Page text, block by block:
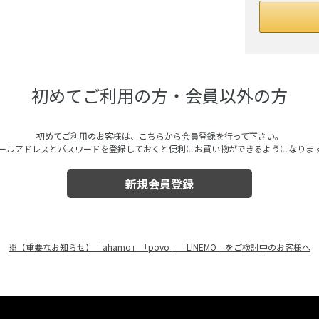
初めてご利用の方・会員以外の方
初めてご利用のお客様は、こちらから会員登録を行って下さい。
ルアドレスとパスワードを登録しておくと便利にお買い物ができるようになりま
※【重要なお知らせ】「ahamo」「povo」「LINEMO」をご検討中のお客様へ